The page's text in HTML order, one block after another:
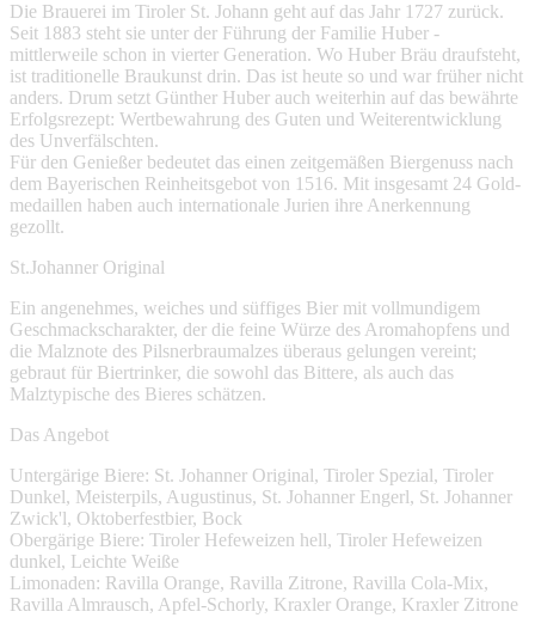
Die Brauerei im Tiroler St. Johann geht auf das Jahr 1727 zurück.
Seit 1883 steht sie unter der Führung der Familie Huber -
mittlerweile schon in vierter Generation. Wo Huber Bräu draufsteht,
ist traditionelle Braukunst drin. Das ist heute so und war früher nicht
anders. Drum setzt Günther Huber auch weiterhin auf das bewährte
Erfolgsrezept: Wertbewahrung des Guten und Weiterentwicklung
des Unverfälschten.
Für den Genießer bedeutet das einen zeitgemäßen Biergenuss nach
dem Bayerischen Reinheitsgebot von 1516. Mit insgesamt 24 Gold-
medaillen haben auch internationale Jurien ihre Anerkennung
gezollt.
St.Johanner Original
Ein angenehmes, weiches und süffiges Bier mit vollmundigem
Geschmackscharakter, der die feine Würze des Aromahopfens und
die Malznote des Pilsnerbraumalzes überaus gelungen vereint;
gebraut für Biertrinker, die sowohl das Bittere, als auch das
Malztypische des Bieres schätzen.
Das Angebot
Untergärige Biere: St. Johanner Original, Tiroler Spezial, Tiroler
Dunkel, Meisterpils, Augustinus, St. Johanner Engerl, St. Johanner
Zwick'l, Oktoberfestbier, Bock
Obergärige Biere: Tiroler Hefeweizen hell, Tiroler Hefeweizen
dunkel, Leichte Weiße
Limonaden: Ravilla Orange, Ravilla Zitrone, Ravilla Cola-Mix,
Ravilla Almrausch, Apfel-Schorly, Kraxler Orange, Kraxler Zitrone